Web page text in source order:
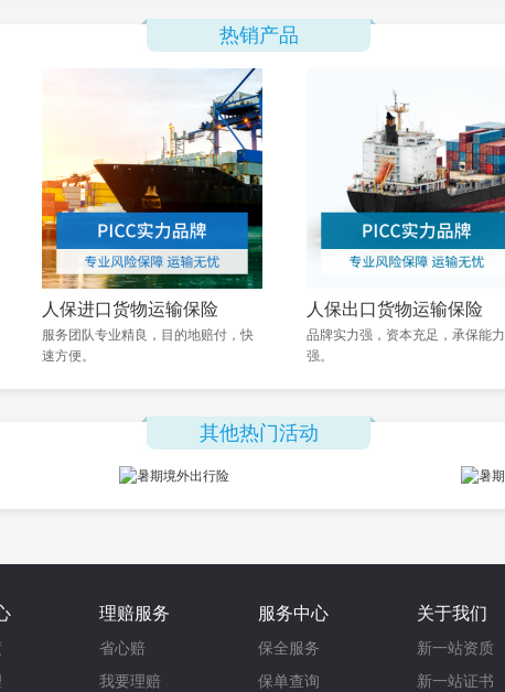
热销产品
人保进口货物运输保险
服务团队专业精良，目的地赔付，快
速方便。
人保出口货物运输保险
品牌实力强，资本充足，承保能力
强。
其他热门活动
理赔服务
省心赔
我要理赔
服务中心
保全服务
保单查询
关于我们
新一站资质
新一站证书